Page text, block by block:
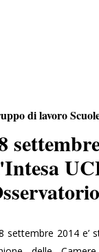
di lavoro
settembre 2014 e’